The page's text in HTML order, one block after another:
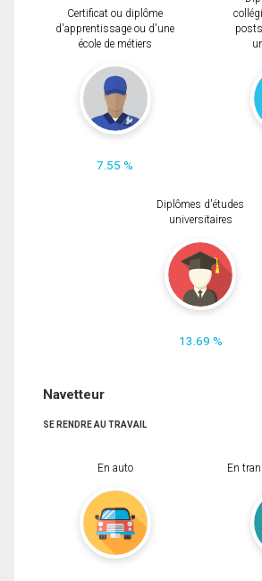
Certificat ou diplôme
d'apprentissage ou d'une
école de métiers
7.55 %
Diplômes d'études
universitaires
13.69 %
Navetteur
SE RENDRE AU TRAVAIL
En auto En